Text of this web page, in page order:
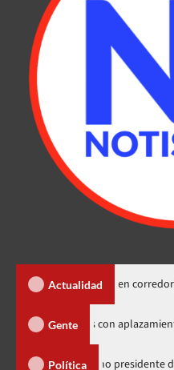
Actualidad
integrada en corredor 27 de
Gente
de Spider-Man indignados
Política
como presidente del PRM